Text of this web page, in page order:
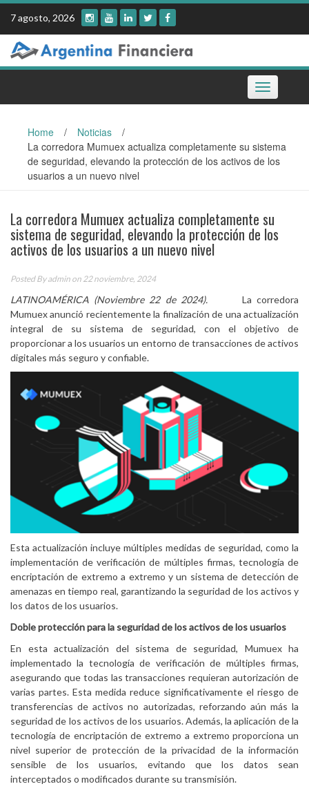
Skip
content
7 agosto, 2026
Toggle
navigation
Home / Noticias
/
La corredora Mumuex actualiza completamente su sistema
de seguridad, elevando la protección de los activos de los
usuarios a un nuevo nivel
La corredora Mumuex actualiza completamente su
sistema de seguridad, elevando la protección de los
activos de los usuarios a un nuevo nivel
Posted Byadmin on 22 noviembre, 2024
LATINOAMÉRICA (Noviembre 22 de 2024). La corredora
Mumuex anunció recientemente la finalización de una actualización
integral de su sistema de seguridad, con el objetivo de
proporcionar a los usuarios un entorno de transacciones de activos
digitales más seguro y confiable.
Esta actualización incluye múltiples medidas de seguridad, como la
implementación de verificación de múltiples firmas, tecnología de
encriptación de extremo a extremo y un sistema de detección de
amenazas en tiempo real, garantizando la seguridad de los activos y
los datos de los usuarios.
Doble protección para la seguridad de los activos de los usuarios
En esta actualización del sistema de seguridad, Mumuex ha
implementado la tecnología de verificación de múltiples firmas,
asegurando que todas las transacciones requieran autorización de
varias partes. Esta medida reduce significativamente el riesgo de
transferencias de activos no autorizadas, reforzando aún más la
seguridad de los activos de los usuarios. Además, la aplicación de la
tecnología de encriptación de extremo a extremo proporciona un
nivel superior de protección de la privacidad de la información
sensible de los usuarios, evitando que los datos sean
interceptados o modificados durante su transmisión.